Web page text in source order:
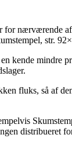
nærværende
str.
kende mindre
fluks, så af
distribueret